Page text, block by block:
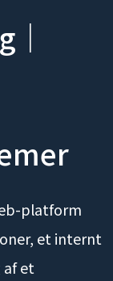
platform
et internt
et